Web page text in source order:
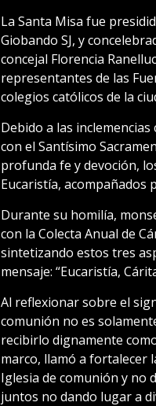
La Santa Misa fue
Giobando SJ, y
concejal Florencia
representantes de las
colegios católicos de la
Debido a las
con el Santísimo
profunda fe y devoción,
Eucaristía, acompañados
Durante su homilía,
con la Colecta Anual de
sintetizando estos tres
mensaje: “Eucaristía,
Al reflexionar sobre el
comunión no es
recibirlo dignamente
marco, llamó a fortalecer
Iglesia de comunión y no
juntos no dando lugar a